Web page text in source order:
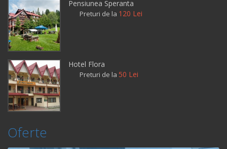
Pensiunea Speranta
Preturi de la 120 Lei
Hotel Flora
Preturi de la 50 Lei
Oferte